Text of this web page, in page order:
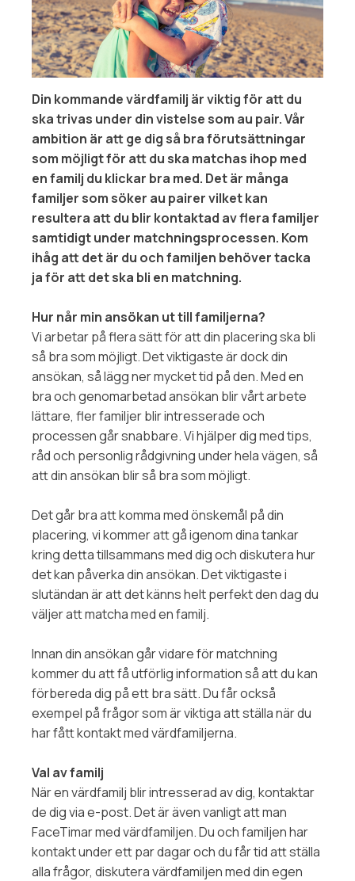
Din kommande värdfamilj är viktig för att du
ska trivas under din vistelse som au pair. Vår
ambition är att ge dig så bra förutsättningar
som möjligt för att du ska matchas ihop med
en familj du klickar bra med. Det är många
familjer som söker au pairer vilket kan
resultera att du blir kontaktad av flera familjer
samtidigt under matchningsprocessen. Kom
ihåg att det är du och familjen behöver tacka
ja för att det ska bli en matchning.
Hur når min ansökan ut till familjerna?
Vi arbetar på flera sätt för att din placering ska bli
så bra som möjligt. Det viktigaste är dock din
ansökan, så lägg ner mycket tid på den. Med en
bra och genomarbetad ansökan blir vårt arbete
lättare, fler familjer blir intresserade och
processen går snabbare. Vi hjälper dig med tips,
råd och personlig rådgivning under hela vägen, så
att din ansökan blir så bra som möjligt.
Det går bra att komma med önskemål på din
placering, vi kommer att gå igenom dina tankar
kring detta tillsammans med dig och diskutera hur
det kan påverka din ansökan. Det viktigaste i
slutändan är att det känns helt perfekt den dag du
väljer att matcha med en familj.
Innan din ansökan går vidare för matchning
kommer du att få utförlig information så att du kan
förbereda dig på ett bra sätt. Du får också
exempel på frågor som är viktiga att ställa när du
har fått kontakt med värdfamiljerna.
Val av familj
När en värdfamilj blir intresserad av dig, kontaktar
de dig via e-post. Det är även vanligt att man
FaceTimar med värdfamiljen. Du och familjen har
kontakt under ett par dagar och du får tid att ställa
alla frågor, diskutera värdfamiljen med din egen